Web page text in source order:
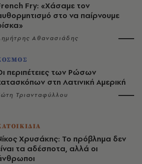
Fry: «Χάσαμε τον
στο να παίρνουμε
Αθανασιάδης
περιπέτειες των Ρώσων
στη Λατινική Αμερική
Τριανταφύλλου
Χρυσάκης: Το πρόβλημα δεν
τα αδέσποτα, αλλά οι